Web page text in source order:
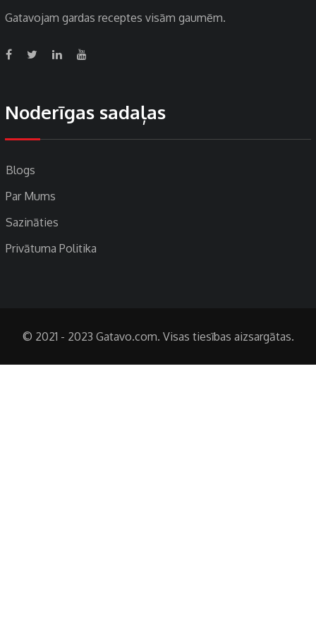
Gatavojam gardas receptes visām gaumēm.
Noderīgas sadaļas
Blogs
Par Mums
Sazināties
Privātuma Politika
© 2021 - 2023 Gatavo.com. Visas tiesības aizsargātas.